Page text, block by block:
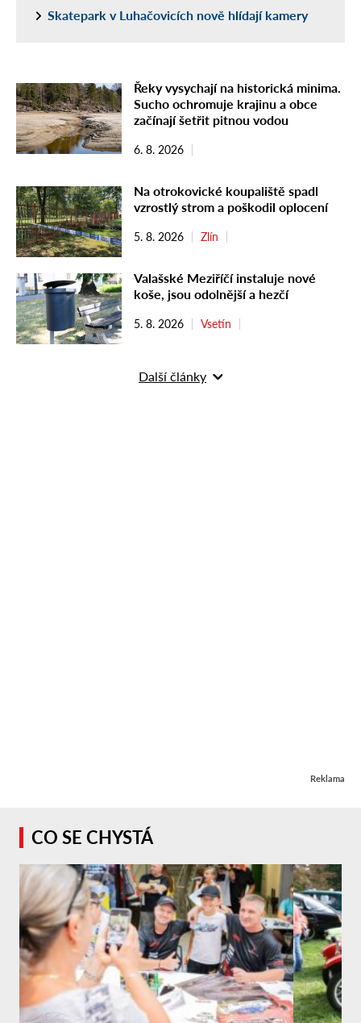
Skatepark v Luhačovicích nově hlídají kamery
Řeky vysychají na historická minima.
Sucho ochromuje krajinu a obce
začínají šetřit pitnou vodou
6. 8. 2026
Na otrokovické koupaliště spadl
vzrostlý strom a poškodil oplocení
5. 8. 2026 Zlín
Valašské Meziříčí instaluje nové
koše, jsou odolnější a hezčí
5. 8. 2026 Vsetín
Další články
Reklama
CO SE CHYSTÁ